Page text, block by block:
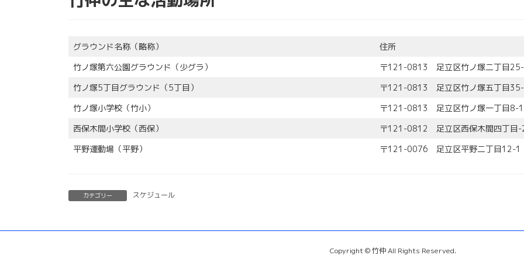
グラウンド名称（略称）
住所
竹ノ塚第六公園グラウンド（少グラ）
〒121-0813 足立区竹ノ塚二丁目
竹ノ塚5丁目グラウンド（5丁目）
〒121-0813 足立区竹ノ塚五丁目
竹ノ塚小学校（竹小）
〒121-0813 足立区竹ノ塚一丁目8-1
西保木間小学校（西保）
〒121-0812 足立区西保木間四丁目-
平野運動場（平野）
〒121-0076 足立区平野二丁目12-1
カテゴリー スケジュール
Copyright © 竹仲 All Rights Reserved.